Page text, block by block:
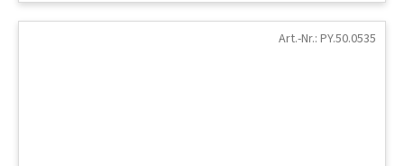
Art.-Nr.: PY.50.0535